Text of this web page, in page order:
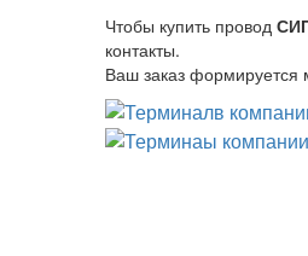
Чтобы купить провод
контакты.
Ваш заказ формируется